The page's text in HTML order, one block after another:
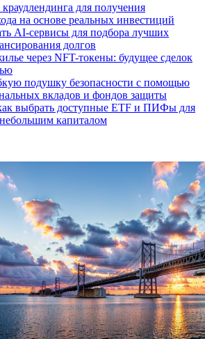
для получения
на основе реальных инвестиций
AI-сервисы для подбора лучших
долгов
через NFT-токены: будущее сделок
подушку безопасности с помощью
вкладов и фондов защиты
выбрать доступные ETF и ПИФы для
капиталом